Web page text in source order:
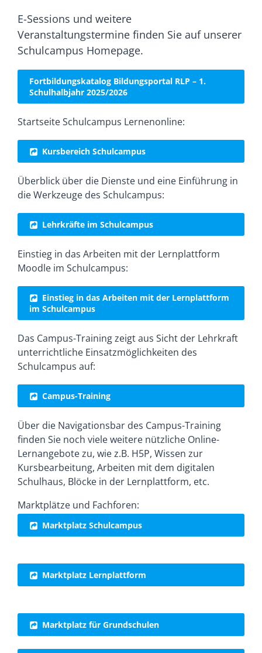
E-Sessions und weitere
Veranstaltungstermine finden Sie auf unserer
Schulcampus Homepage.
Fortbildungskatalog Bildungsportal RLP – 1.
Schulhalbjahr 2025/2026
Startseite Schulcampus Lernenonline:
Kursbereich Schulcampus
Überblick über die Dienste und eine Einführung in
die Werkzeuge des Schulcampus:
Lehrkräfte im Schulcampus
Einstieg in das Arbeiten mit der Lernplattform
Moodle im Schulcampus:
Einstieg in das Arbeiten mit der Lernplattform
im Schulcampus
Das Campus-Training zeigt aus Sicht der Lehrkraft
unterrichtliche Einsatzmöglichkeiten des
Schulcampus auf:
Campus-Training
Über die Navigationsbar des Campus-Training
finden Sie noch viele weitere nützliche Online-
Lernangebote zu, wie z.B. H5P, Wissen zur
Kursbearbeitung, Arbeiten mit dem digitalen
Schulhaus, Blöcke in der Lernplattform, etc.
Marktplätze und Fachforen:
Marktplatz Schulcampus
Marktplatz Lernplattform
Marktplatz für Grundschulen